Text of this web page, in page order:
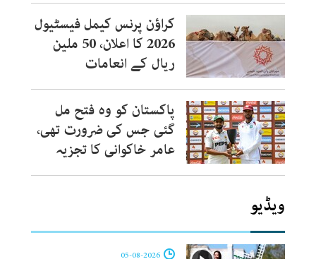
کراؤن پرنس کیمل فیسٹیول
2026 کا اعلان، 50 ملین
ریال کے انعامات
پاکستان کو وہ فتح مل
گئی جس کی ضرورت تھی،
عامر خاکوانی کا تجزیہ
ویڈیو